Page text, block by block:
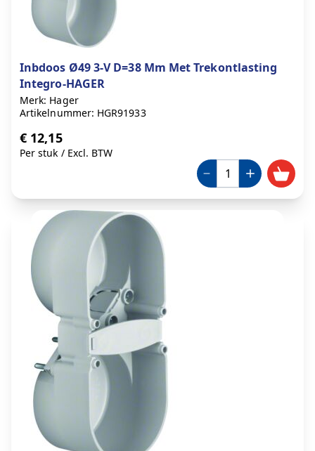
Inbdoos Ø49 3-V D=38 Mm Met Trekontlasting
Integro-HAGER
Merk: Hager
Artikelnummer: HGR91933
€ 12,15
Per stuk / Excl. BTW